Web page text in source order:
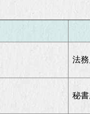
法
秘